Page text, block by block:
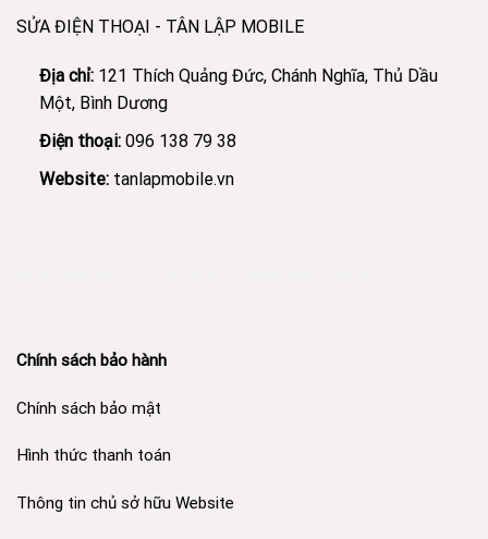
SỬA ĐIỆN THOẠI - TÂN LẬP MOBILE
Địa chỉ: 121 Thích Quảng Đức, Chánh Nghĩa, Thủ Dầu
Một, Bình Dương
Điện thoại: 096 138 79 38
Website: tanlapmobile.vn
Chính sách bảo hành
Chính sách bảo mật
Hình thức thanh toán
Thông tin chủ sở hữu Website